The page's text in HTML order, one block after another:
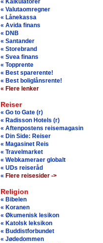
« Kalkulatorer
« Valutaomregner
« Lånekassa
« Avida finans
« DNB
« Santander
« Storebrand
« Svea finans
« Topprente
« Best sparerente!
« Best boliglånsrente!
« Flere lenker
Reiser
« Go to Gate (r)
« Radisson Hotels (r)
« Aftenpostens reisemagasin
« Din Side: Reiser
« Magasinet Reis
« Travelmarket
« Webkameraer globalt
« UDs reiseråd
« Flere reisesider ->
Religion
« Bibelen
« Koranen
« Økumenisk lesikon
« Katolsk leksikon
« Buddistforbundet
« Jødedommen